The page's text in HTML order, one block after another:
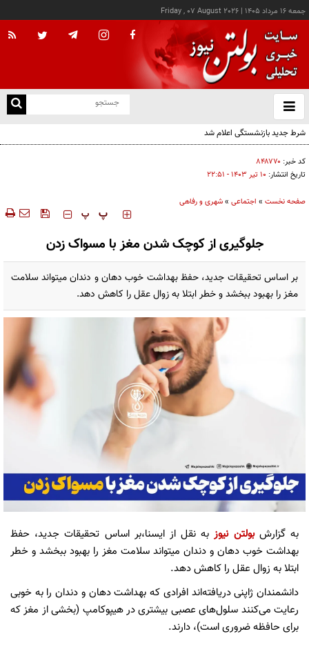
جمعه ۱۶ مرداد ۱۴۰۵ |
Friday , 07 August 2026
باز
و
شرط جدید بازنشستگی اعلام شد
کد خبر: ۸۴۸۷۷۰
تاریخ انتشار: ۱۰ تير ۱۴۰۳ - ۲۲:۵۱
صفحه نخست » اجتماعی »شهری و رفاهی
‍‍‍ پ پ
جلوگیری از کوچک شدن مغز با مسواک زدن
بر اساس تحقیقات جدید، حفظ بهداشت خوب دهان و دندان میتواند سلامت
مغز را بهبود ببخشد و خطر ابتلا به زوال عقل را کاهش دهد.
به گزارشبولتن نیوزبه نقل از ایسنا،بر اساس تحقیقات جدید، حفظ
بهداشت خوب دهان و دندان میتواند سلامت مغز را بهبود ببخشد و خطر
ابتلا به زوال عقل را کاهش دهد.
دانشمندان ژاپنی دریافته‌اند افرادی که بهداشت دهان و دندان را به خوبی
رعایت می‌کنند سلول‌های عصبی بیشتری در هیپوکامپ (بخشی از مغز که
برای حافظه ضروری است)، دارند.